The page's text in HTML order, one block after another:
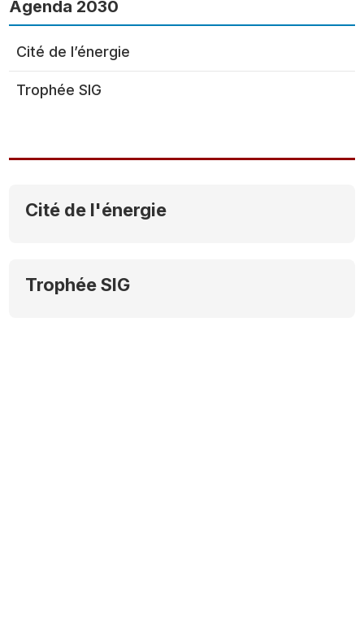
Agenda 2030
Cité de l’énergie
Trophée SIG
Cité de l'énergie
Trophée SIG